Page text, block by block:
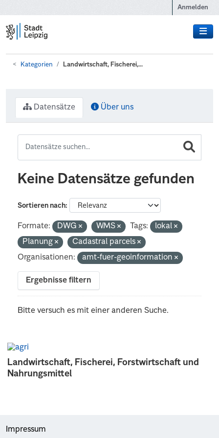
Anmelden
Kategorien Landwirtschaft, Fischerei,...
Landwirtschaft, Fischerei, Forstwirtschaft und
Nahrungsmittel
Datensätze Über uns
Keine Datensätze gefunden
Sortieren nach
Formate: DWG WMS Tags:
lokal
Planung
Cadastral parcels
Organisationen:
amt-fuer-geoinformation
Ergebnisse filtern
Bitte versuch es mit einer anderen Suche.
Impressum